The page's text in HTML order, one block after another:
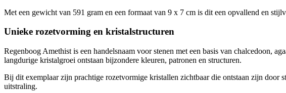
Met een gewicht van 591 gram en een formaat van 9 x 7 cm is dit een opvallend en
Unieke rozetvorming en kristalstructuren
Regenboog Amethist is een handelsnaam voor stenen met een basis van chalcedoon,
langdurige kristalgroei ontstaan bijzondere kleuren, patronen en structuren.
Bij dit exemplaar zijn prachtige rozetvormige kristallen zichtbaar die ontstaan zijn door
uitstraling.